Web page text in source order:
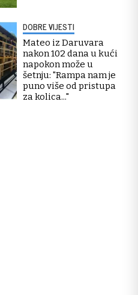
DOBRE VIJESTI
Mateo iz Daruvara
nakon 102 dana u kući
napokon može u
šetnju: "Rampa nam je
puno više od pristupa
za kolica..."